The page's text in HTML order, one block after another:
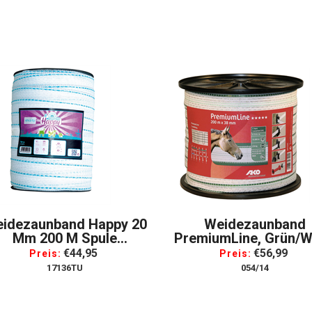
Happy 20
Mm 200 M Spule
Türkis/weiß/türkis
Preis: €44,95
17136TU
Weidezaunband
PremiumLine, Grün/
38 Mm, 200m Lang
Preis: €56,99
054/14